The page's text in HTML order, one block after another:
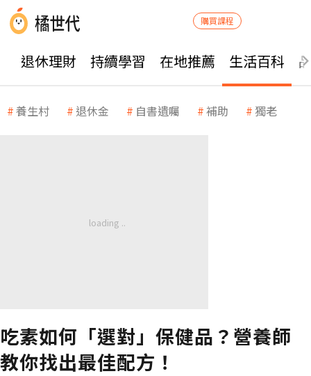
購買課程
退休理財 持續學習 在地推薦 生活百科
養生村 退休金 自書遺囑 補助 獨老
吃素如何「選對」保健品？營養師
教你找出最佳配方！